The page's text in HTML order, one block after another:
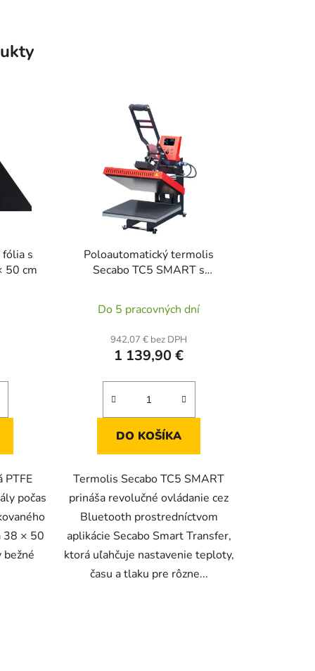
s
50 cm
PTFE
počas
38 × 50
bežné
Poloautomatický termolis
Secabo TC5 SMART s
Do 5 pracovných dní
942,07 € bez DPH
1 139,90 €
DO KOŠÍKA
Termolis Secabo TC5 SMART
prináša revolučné ovládanie cez
Bluetooth prostredníctvom
aplikácie Secabo Smart Transfer,
ktorá uľahčuje nastavenie teploty,
času a tlaku pre rôzne...